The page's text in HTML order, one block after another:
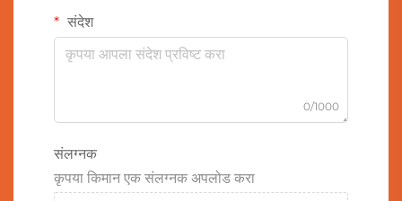
संदेश
0/1000
संलग्नक
कृपया किमान एक संलग्नक अपलोड करा